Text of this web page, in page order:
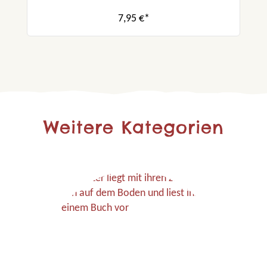
7,95 €*
Weitere Kategorien